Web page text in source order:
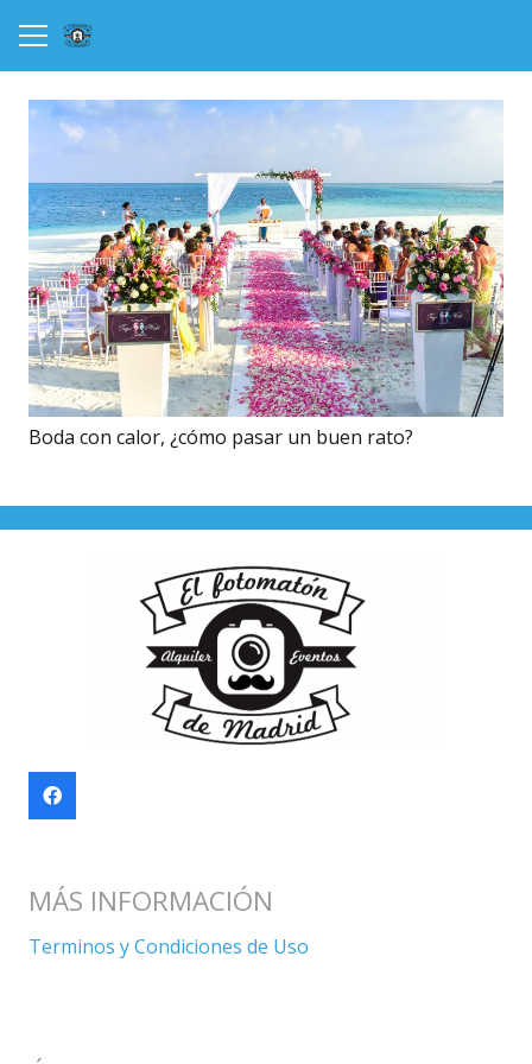
Boda con calor, ¿cómo pasar un buen rato?
MÁS INFORMACIÓN
Terminos y Condiciones de Uso